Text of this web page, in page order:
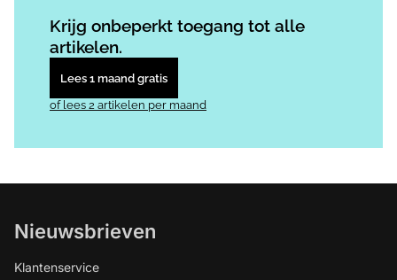
Krijg onbeperkt toegang tot alle
artikelen.
Lees 1 maand gratis
of lees 2 artikelen per maand
Nieuwsbrieven
Klantenservice